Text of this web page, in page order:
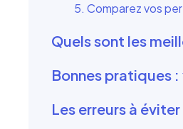
5. Comparez vos
Quels sont les
Bonnes pratiques
Les erreurs à